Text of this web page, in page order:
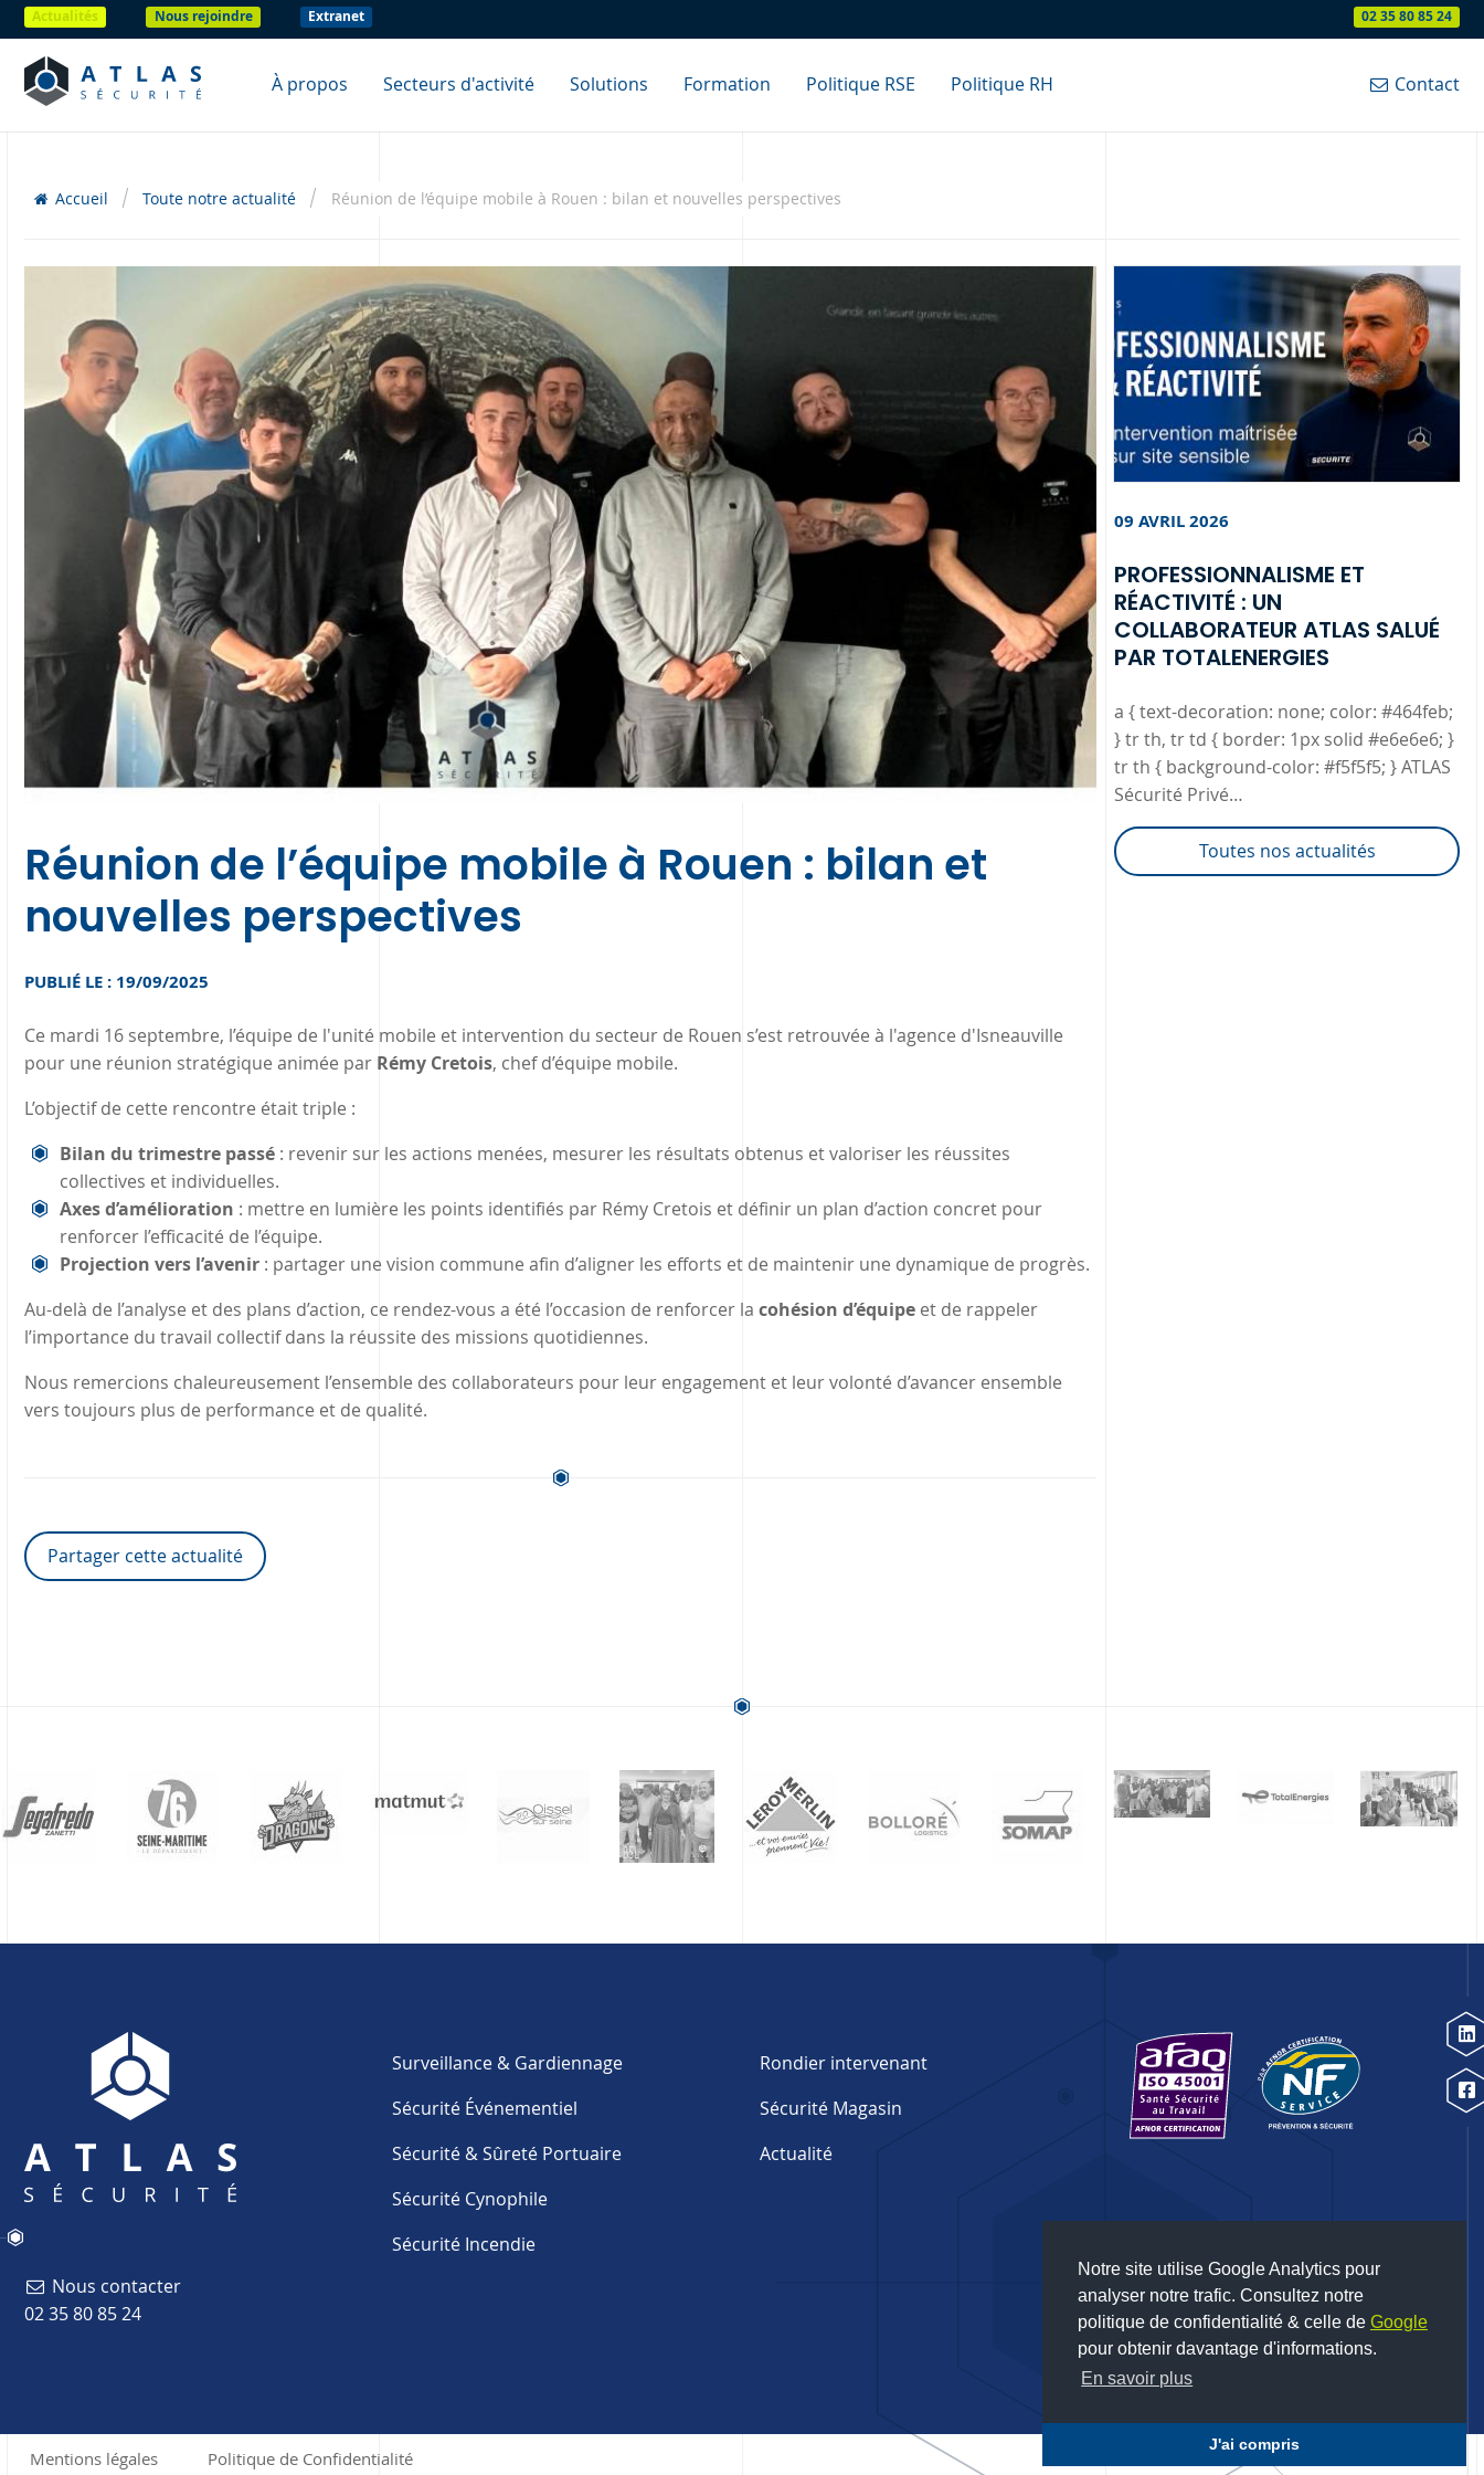
Notre site utilise Google Analytics pour
analyser notre trafic. Consultez notre
politique de confidentialité & celle de Google
pour obtenir davantage d'informations.
En savoir plus
J'ai compris
Actualités Nous rejoindre Extranet 02 35 80 85 24
À propos Secteurs d'activité Solutions Formation Politique RSE Contact
Politique RH
Accueil Toute notre actualité Réunion de l’équipe mobile à Rouen : bilan et nouvelles perspectives
Réunion de l’équipe mobile à Rouen : bilan et
nouvelles perspectives
PUBLIÉ LE : 19/09/2025
Ce mardi 16 septembre, l’équipe de l'unité mobile et intervention du secteur de Rouen s’est retrouvée à l'agence d'Isneauville
pour une réunion stratégique animée par Rémy Cretois, chef d’équipe mobile.
L’objectif de cette rencontre était triple :
Bilan du trimestre passé : revenir sur les actions menées, mesurer les résultats obtenus et valoriser les réussites
collectives et individuelles.
Axes d’amélioration : mettre en lumière les points identifiés par Rémy Cretois et définir un plan d’action concret pour
renforcer l’efficacité de l’équipe.
Projection vers l’avenir : partager une vision commune afin d’aligner les efforts et de maintenir une dynamique de progrès.
Au-delà de l’analyse et des plans d’action, ce rendez-vous a été l’occasion de renforcer la cohésion d’équipe et de rappeler
l’importance du travail collectif dans la réussite des missions quotidiennes.
Nous remercions chaleureusement l’ensemble des collaborateurs pour leur engagement et leur volonté d’avancer ensemble
vers toujours plus de performance et de qualité.
Partager cette actualité
09 AVRIL 2026
PROFESSIONNALISME ET
RÉACTIVITÉ : UN
COLLABORATEUR ATLAS SALUÉ
PAR TOTALENERGIES
a { text-decoration: none; color: #464feb;
} tr th, tr td { border: 1px solid #e6e6e6; }
tr th { background-color: #f5f5f5; } ATLAS
Sécurité Privé…
Toutes nos actualités
Nous contacter
02 35 80 85 24
Surveillance & Gardiennage
Sécurité Événementiel
Sécurité & Sûreté Portuaire
Sécurité Cynophile
Sécurité Incendie
Rondier intervenant
Sécurité Magasin
Actualité
Mentions légales Politique de Confidentialité